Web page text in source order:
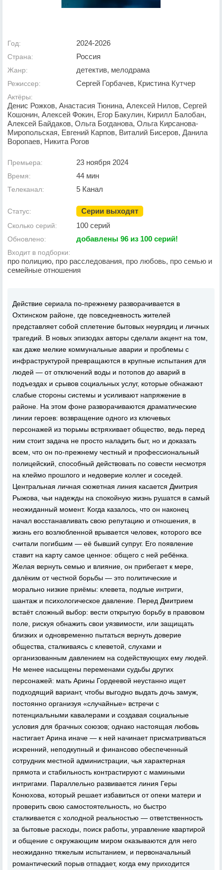
Год: 2024-2026
Страна: Россия
Жанр: детектив, мелодрама
Режиссер: Сергей Горбачев, Кристина Кутчер
Актёры:
Денис Рожков, Анастасия Тюнина, Алексей Нилов, Сергей
Кошонин, Алексей Фокин, Егор Бакулин, Кирилл Балобан,
Алексей Байдаков, Ольга Богданова, Ольга Кирсанова-
Миропольская, Евгений Карпов, Виталий Бисеров, Данила
Воропаев, Никита Рогов
Премьера: 23 ноября 2024
Время: 44 мин
Телеканал: 5 Канал
Статус: Серии выходят
Сколько серий: 100 серий
Обновлено: добавлены 96 из 100 серий!
Входит в подборки:
про полицию, про расследования, про любовь, про семью и
семейные отношения
Действие сериала по-прежнему разворачивается в
Охтинском районе, где повседневность жителей
представляет собой сплетение бытовых неурядиц и личных
трагедий. В новых эпизодах авторы сделали акцент на том,
как даже мелкие коммунальные аварии и проблемы с
инфраструктурой превращаются в крупные испытания для
людей — от отключений воды и потопов до аварий в
подъездах и срывов социальных услуг, которые обнажают
слабые стороны системы и усиливают напряжение в
районе. На этом фоне разворачиваются драматические
линии героев: возвращение одного из ключевых
персонажей из тюрьмы встряхивает общество, ведь перед
ним стоит задача не просто наладить быт, но и доказать
всем, что он по-прежнему честный и профессиональный
полицейский, способный действовать по совести несмотря
на клеймо прошлого и недоверие коллег и соседей.
Центральная личная сюжетная линия касается Дмитрия
Рыжова, чьи надежды на спокойную жизнь рушатся в самый
неожиданный момент. Когда казалось, что он наконец
начал восстанавливать свою репутацию и отношения, в
жизнь его возлюбленной врывается человек, которого все
считали погибшим — её бывший супруг. Его появление
ставит на карту самое ценное: общего с ней ребёнка.
Желая вернуть семью и влияние, он прибегает к мере,
далёким от честной борьбы — это политические и
морально низкие приёмы: клевета, подлые интриги,
шантаж и психологическое давление. Перед Дмитрием
встаёт сложный выбор: вести открытую борьбу в правовом
поле, рискуя обнажить свои уязвимости, или защищать
близких и одновременно пытаться вернуть доверие
общества, сталкиваясь с клеветой, слухами и
организованным давлением на содействующих ему людей.
Не менее насыщены переменами судьбы других
персонажей: мать Арины Гордеевой неустанно ищет
подходящий вариант, чтобы выгодно выдать дочь замуж,
постоянно организуя «случайные» встречи с
потенциальными кавалерами и создавая социальные
условия для брачных союзов; однако настоящая любовь
настигает Арина иначе — к ней начинает присматриваться
искренний, неподкупный и финансово обеспеченный
сотрудник местной администрации, чья характерная
прямота и стабильность контрастируют с мамиными
интригами. Параллельно развивается линия Геры
Конюхова, который решает избавиться от опеки матери и
проверить свою самостоятельность, но быстро
сталкивается с холодной реальностью — ответственность
за бытовые расходы, поиск работы, управление квартирой
и общение с окружающим миром оказываются для него
неожиданно тяжелым испытанием, и первоначальный
романтический порыв отпадает, когда ему приходится